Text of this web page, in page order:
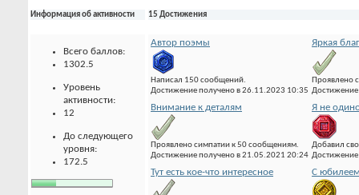
Информация об активности
Всего баллов:
1302.5
Уровень
активности:
12
До следующего
уровня:
172.5
15 Достижения
Автор поэмы
Написал 150 сообщений.
Достижение получено в 26.11.2023 10:35
Яркая
Проявлено
Внимание к деталям
Проявлено симпатии к 50 сообщениям.
Достижение получено в 21.05.2021 20:24
Я не
Добавил
Тут есть кое-что интересное С